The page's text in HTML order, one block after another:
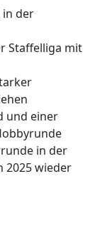
in der
Staffelliga mit
und einer
in der
2025 wieder